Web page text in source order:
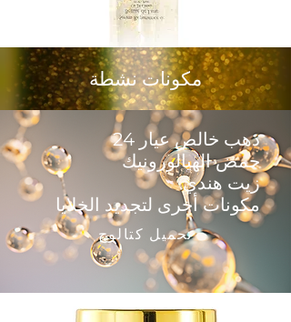
مكونات نشطة
ذهب خالص عيار 24
حمض الهيالورونيك
زيت هندي
مكونات أخرى لتجديد الخلايا
تحميل كتالوج